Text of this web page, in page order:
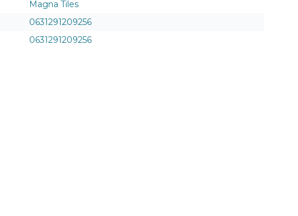
Magna Tiles
0631291209256
0631291209256